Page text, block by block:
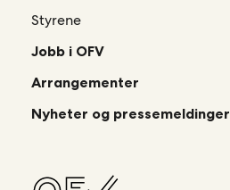
Styrene
Jobb i OFV
Arrangementer
Nyheter og pressemeldinger